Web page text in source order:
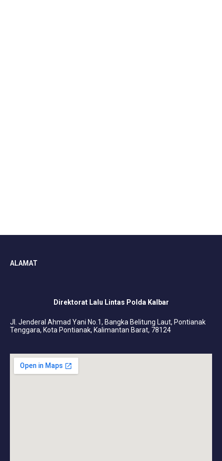
ALAMAT
Direktorat Lalu Lintas Polda Kalbar
Jl. Jenderal Ahmad Yani No.1, Bangka Belitung Laut, Pontianak
Tenggara, Kota Pontianak, Kalimantan Barat, 78124